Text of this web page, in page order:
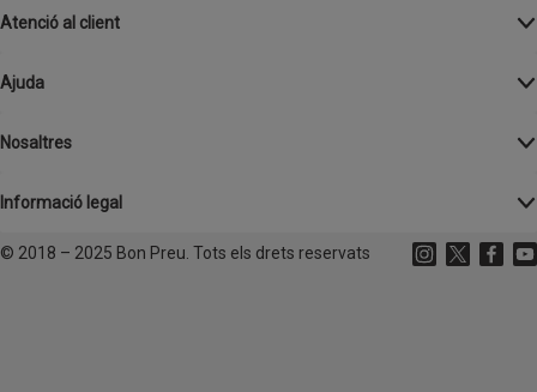
Atenció al client
Ajuda
Nosaltres
Informació legal
© 2018 – 2025 Bon Preu. Tots els drets reservats Instagram
(s'obre en
X (s'obre